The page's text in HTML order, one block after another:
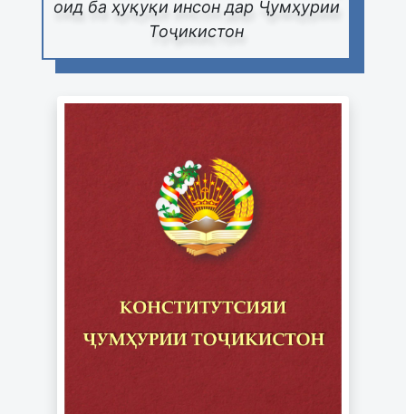
оид ба ҳуқуқи инсон дар Ҷумҳурии
Тоҷикистон